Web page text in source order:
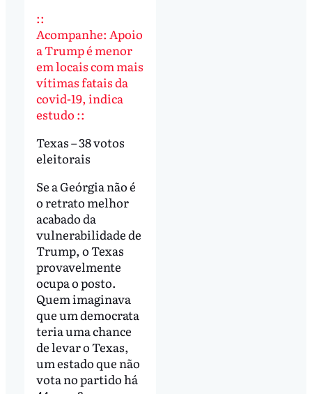
::
Acompanhe: Apoio
a Trump é menor
em locais com mais
vítimas fatais da
covid-19, indica
estudo ::
Texas – 38 votos
eleitorais
Se a Geórgia não é
o retrato melhor
acabado da
vulnerabilidade de
Trump, o Texas
provavelmente
ocupa o posto.
Quem imaginava
que um democrata
teria uma chance
de levar o Texas,
um estado que não
vota no partido há